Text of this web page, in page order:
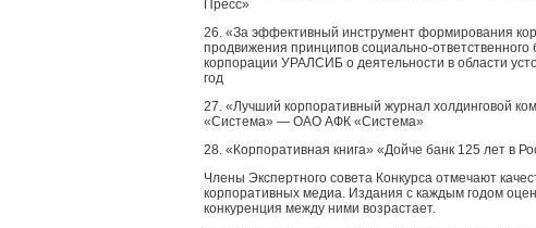
Пресс»
26. «За эффективный инструмент формирования
продвижения принципов социально-
корпорации УРАЛСИБ о деятельности в области
год
27. «Лучший корпоративный журнал холдинговой
«Система» — ОАО АФК «Система»
28. «Корпоративная книга» «Дойче банк 125 лет в
Члены Экспертного совета Конкурса отмечают
корпоративных медиа. Издания с каждым годом
конкуренция между ними возрастает.